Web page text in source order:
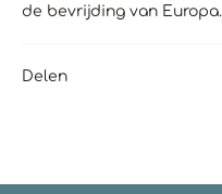
de bevrijding van Europa.
Delen